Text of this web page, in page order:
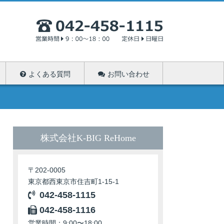
よくある質問 お問い合わせ
株式会社K-BIG ReHome
〒202-0005
東京都西東京市住吉町1-15-1
042-458-1115
042-458-1116